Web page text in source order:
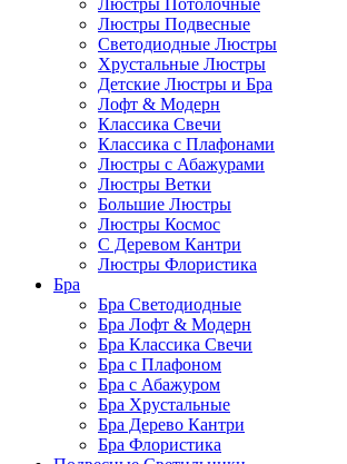
Люстры Потолочные
Люстры Подвесные
Светодиодные Люстры
Хрустальные Люстры
Детские Люстры и Бра
Лофт & Модерн
Классика Свечи
Классика с Плафонами
Люстры с Абажурами
Люстры Ветки
Большие Люстры
Люстры Космос
С Деревом Кантри
Люстры Флористика
Бра
Бра Светодиодные
Бра Лофт & Модерн
Бра Классика Свечи
Бра с Плафоном
Бра с Абажуром
Бра Хрустальные
Бра Дерево Кантри
Бра Флористика